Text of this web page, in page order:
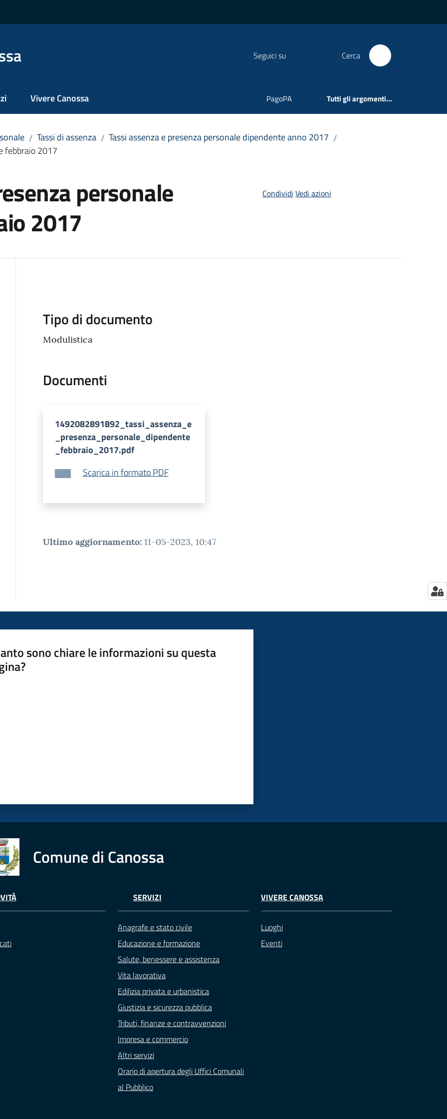
Seguici su Cerca
Vivere Canossa PagoPA Tutti gli argomenti...
/ Tassi di assenza / Tassi assenza e presenza personale dipendente anno 2017 /
febbraio 2017
personale
2017
Condividi Vedi azioni
Descrizione
Tipo di documento
Modulistica
Documenti
1492082891892_tassi_assenza_e
_presenza_personale_dipendente
_febbraio_2017.pdf
Scarica in formato PDF
Ultimo aggiornamento: 11-05-2023, 10:47
sono chiare le informazioni su questa
Comune di Canossa
SERVIZI
Anagrafe e stato civile
Educazione e formazione
Salute, benessere e assistenza
Vita lavorativa
Edilizia privata e urbanistica
Giustizia e sicurezza pubblica
Tributi, finanze e contravvenzioni
Impresa e commercio
Altri servizi
Orario di apertura degli Uffici Comunali
al Pubblico
VIVERE CANOSSA
Luoghi
Eventi